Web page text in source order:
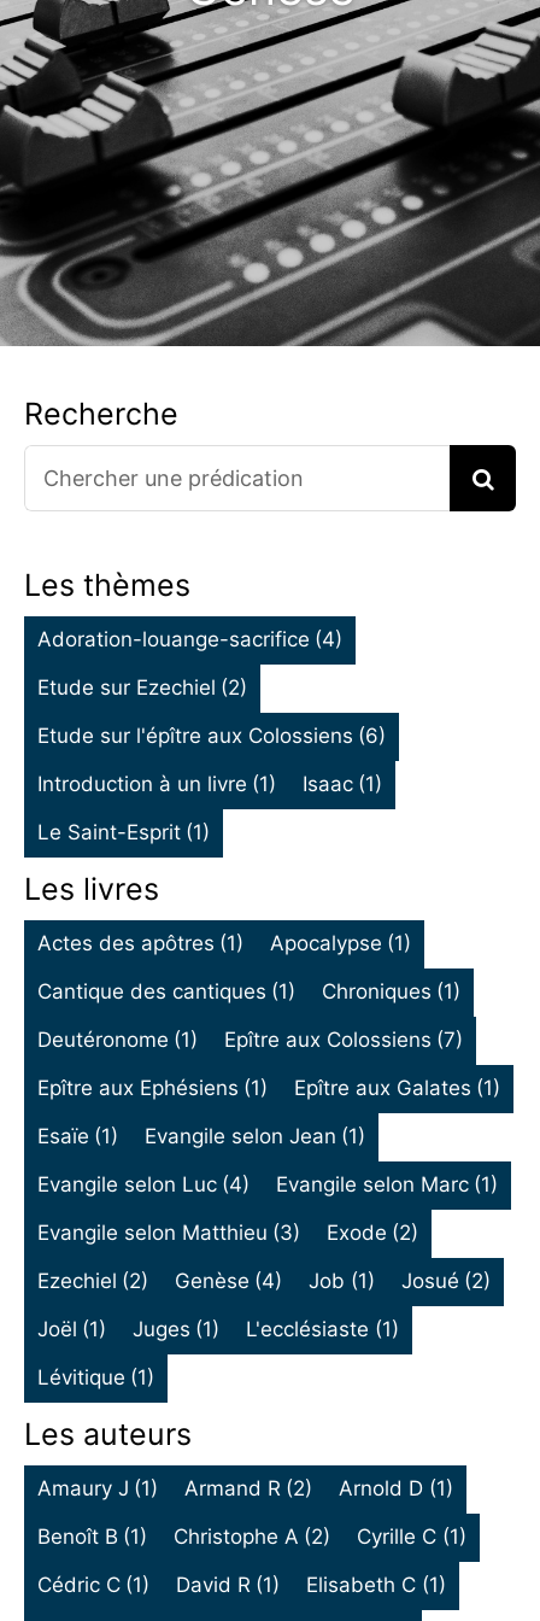
Recherche
Search
for:
Les thèmes
Adoration-louange-sacrifice (4)
Etude sur Ezechiel (2)
Etude sur l'épître aux Colossiens (6)
Introduction à un livre (1) Isaac (1)
Le Saint-Esprit (1)
Les livres
Actes des apôtres (1) Apocalypse (1)
Cantique des cantiques (1) Chroniques (1)
Deutéronome (1) Epître aux Colossiens (7)
Epître aux Ephésiens (1) Epître aux Galates (1)
Esaïe (1) Evangile selon Jean (1)
Evangile selon Luc (4) Evangile selon Marc (1)
Evangile selon Matthieu (3) Exode (2)
Ezechiel (2) Genèse (4) Job (1) Josué (2)
Joël (1) Juges (1) L'ecclésiaste (1)
Lévitique (1)
Les auteurs
Amaury J (1) Armand R (2) Arnold D (1)
Benoît B (1) Christophe A (2) Cyrille C (1)
Cédric C (1) David R (1) Elisabeth C (1)